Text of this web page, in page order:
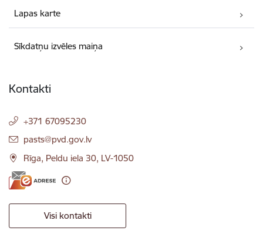
Lapas karte
Sīkdatņu izvēles maiņa
Kontakti
+371 67095230
E-pasts:
pasts@pvd.gov.lv
Rīga, Peldu iela 30, LV-1050
Visi kontakti